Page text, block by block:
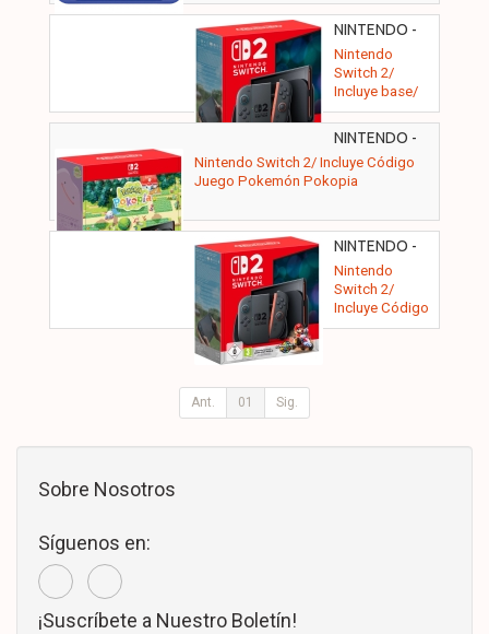
NINTENDO -
SWITCH 2
Nintendo
Switch 2/
Incluye base/
Incluye 2
Mandos Joy-
Con/ Incluye 2
Correas
NINTENDO -
Nintendo Switch 2/ Incluye Código
Juego Pokemón Pokopia
NINTENDO -
SW2 MKART
WRLD
Nintendo
Switch 2/
Incluye Código
Juego Mario
Ant. 01 Sig.
Sobre Nosotros
Síguenos en:
¡Suscríbete a Nuestro Boletín!